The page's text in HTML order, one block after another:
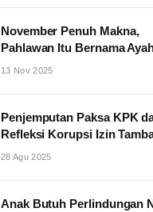
November Penuh Makna,
Pahlawan Itu Bernama
13 Nov 2025
Penjemputan Paksa KPK
Refleksi Korupsi Izin
28 Agu 2025
Anak Butuh Perlindungan